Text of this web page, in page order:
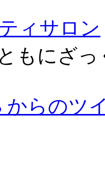
ィサロン
もにざ
からのツ